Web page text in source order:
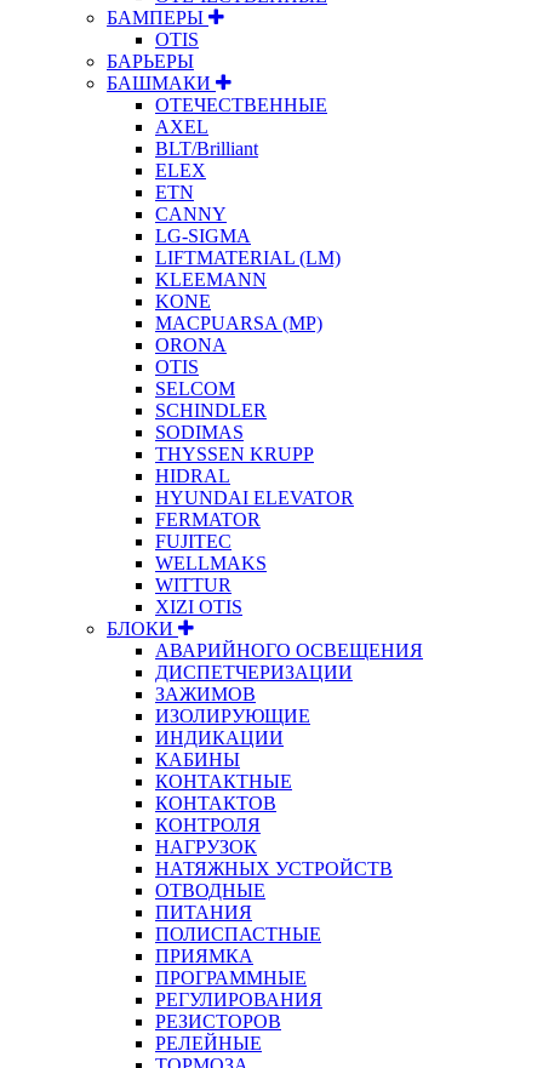
БАМПЕРЫ
OTIS
БАРЬЕРЫ
БАШМАКИ
ОТЕЧЕСТВЕННЫЕ
AXEL
BLT/Brilliant
ELEX
ETN
CANNY
LG-SIGMA
LIFTMATERIAL (LM)
KLEEMANN
KONE
MACPUARSA (MP)
ORONA
OTIS
SELCOM
SCHINDLER
SODIMAS
THYSSEN KRUPP
HIDRAL
HYUNDAI ELEVATOR
FERMATOR
FUJITEC
WELLMAKS
WITTUR
XIZI OTIS
БЛОКИ
АВАРИЙНОГО ОСВЕЩЕНИЯ
ДИСПЕТЧЕРИЗАЦИИ
ЗАЖИМОВ
ИЗОЛИРУЮЩИЕ
ИНДИКАЦИИ
КАБИНЫ
КОНТАКТНЫЕ
КОНТАКТОВ
КОНТРОЛЯ
НАГРУЗОК
НАТЯЖНЫХ УСТРОЙСТВ
ОТВОДНЫЕ
ПИТАНИЯ
ПОЛИСПАСТНЫЕ
ПРИЯМКА
ПРОГРАММНЫЕ
РЕГУЛИРОВАНИЯ
РЕЗИСТОРОВ
РЕЛЕЙНЫЕ